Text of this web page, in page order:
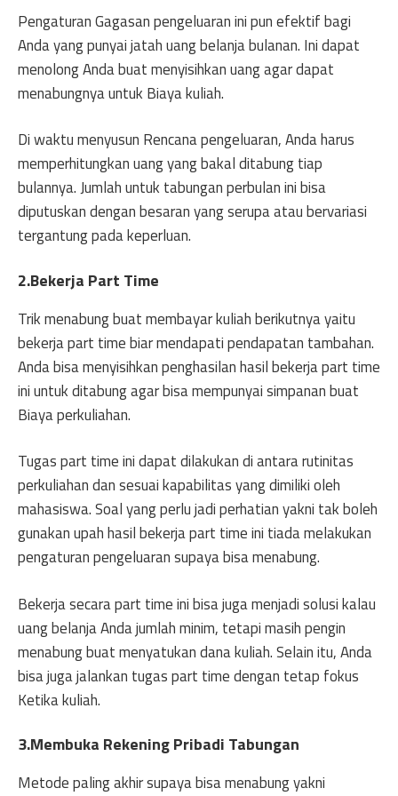
Pengaturan Gagasan pengeluaran ini pun efektif bagi
Anda yang punyai jatah uang belanja bulanan. Ini dapat
menolong Anda buat menyisihkan uang agar dapat
menabungnya untuk Biaya kuliah.
Di waktu menyusun Rencana pengeluaran, Anda harus
memperhitungkan uang yang bakal ditabung tiap
bulannya. Jumlah untuk tabungan perbulan ini bisa
diputuskan dengan besaran yang serupa atau bervariasi
tergantung pada keperluan.
2.Bekerja Part Time
Trik menabung buat membayar kuliah berikutnya yaitu
bekerja part time biar mendapati pendapatan tambahan.
Anda bisa menyisihkan penghasilan hasil bekerja part time
ini untuk ditabung agar bisa mempunyai simpanan buat
Biaya perkuliahan.
Tugas part time ini dapat dilakukan di antara rutinitas
perkuliahan dan sesuai kapabilitas yang dimiliki oleh
mahasiswa. Soal yang perlu jadi perhatian yakni tak boleh
gunakan upah hasil bekerja part time ini tiada melakukan
pengaturan pengeluaran supaya bisa menabung.
Bekerja secara part time ini bisa juga menjadi solusi kalau
uang belanja Anda jumlah minim, tetapi masih pengin
menabung buat menyatukan dana kuliah. Selain itu, Anda
bisa juga jalankan tugas part time dengan tetap fokus
Ketika kuliah.
3.Membuka Rekening Pribadi Tabungan
Metode paling akhir supaya bisa menabung yakni